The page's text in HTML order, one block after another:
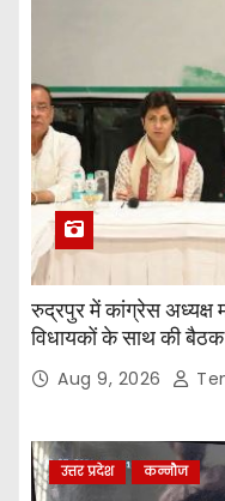
रुद्रपुर में कांग्रेस अध्यक्ष
विधायकों के साथ की बैठक
Aug 9, 2026
उत्तर प्रदेश कन्नौज